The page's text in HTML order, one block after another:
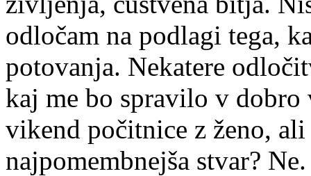
odločam na podlagi tega,
potovanja. Nekatere
kaj me bo spravilo v dobro
vikend počitnice z ženo,
najpomembnejša stvar?